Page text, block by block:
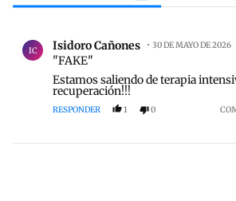
Todos los comentarios
IC Isidoro Cañones 30 DE MAYO DE 2026
"FAKE"
Estamos saliendo de terapia
recuperación!!!
RESPONDER 1 0